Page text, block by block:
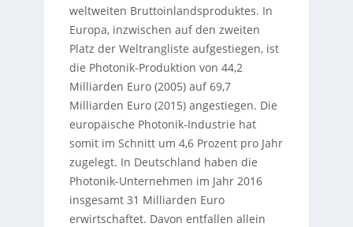
weltweiten Bruttoinlandsproduktes. In
Europa, inzwischen auf den zweiten
Platz der Weltrangliste aufgestiegen, ist
die Photonik-Produktion von 44,2
Milliarden Euro (2005) auf 69,7
Milliarden Euro (2015) angestiegen. Die
europäische Photonik-Industrie hat
somit im Schnitt um 4,6 Prozent pro Jahr
zugelegt. In Deutschland haben die
Photonik-Unternehmen im Jahr 2016
insgesamt 31 Milliarden Euro
erwirtschaftet. Davon entfallen allein